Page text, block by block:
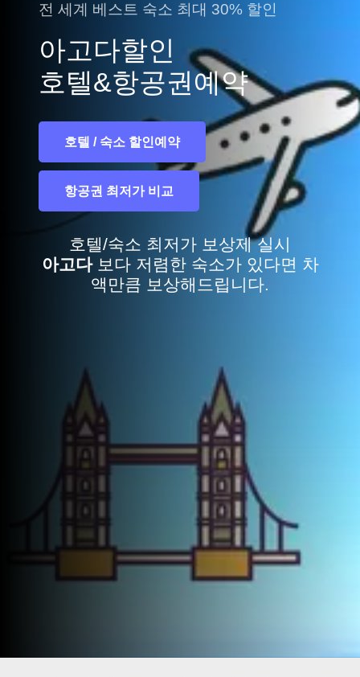
전 세계 베스트 숙소 최대 30% 할인
아고다할인
호텔&항공권예약
호텔 / 숙소 할인예약
항공권 최저가 비교
호텔/숙소 최저가 보상제 실시
아고다보다 저렴한 숙소가 있다면 차
액만큼 보상해드립니다.